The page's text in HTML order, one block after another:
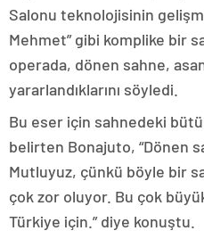
Salonu teknolojisinin
Mehmet” gibi komplike bir
operada, dönen sahne,
yararlandıklarını söyledi.
Bu eser için sahnedeki
belirten Bonajuto, “Dönen
Mutluyuz, çünkü böyle bir
çok zor oluyor. Bu çok
Türkiye için.” diye konuştu.